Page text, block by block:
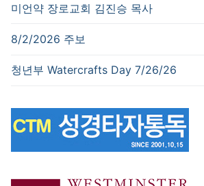
미언약 장로교회 김진승 목사
8/2/2026 주보
청년부 Watercrafts Day 7/26/26